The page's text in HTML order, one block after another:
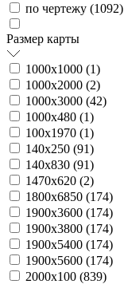
по чертежу (1092)
Размер карты
1000х1000 (1)
1000х2000 (2)
1000х3000 (42)
1000х480 (1)
100х1970 (1)
140х250 (91)
140х830 (91)
1470х620 (2)
1800х6850 (174)
1900х3600 (174)
1900х3800 (174)
1900х5400 (174)
1900х5600 (174)
2000х100 (839)